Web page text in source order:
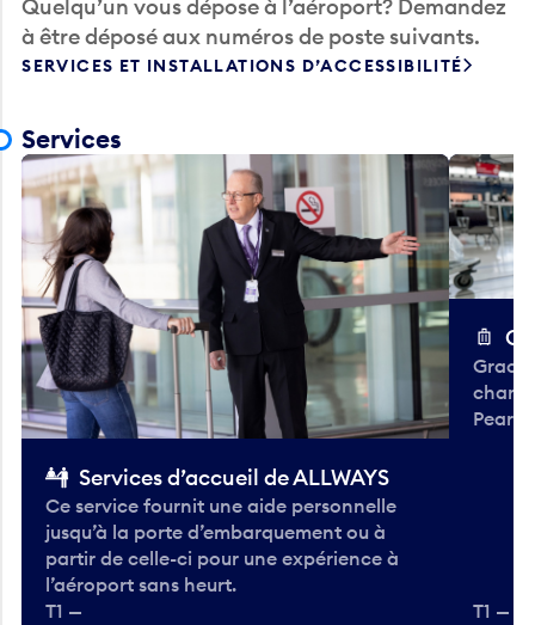
Quelqu’un vous dépose à l’aéroport? Demandez
à être déposé aux numéros de poste suivants.
SERVICES ET INSTALLATIONS D’ACCESSIBILITÉ
Services
Services d’accueil de ALLWAYS
Ce service fournit une aide personnelle
jusqu’à la porte d’embarquement ou à
partir de celle-ci pour une expérience à
l’aéroport sans heurt.
T1 —
T1 —